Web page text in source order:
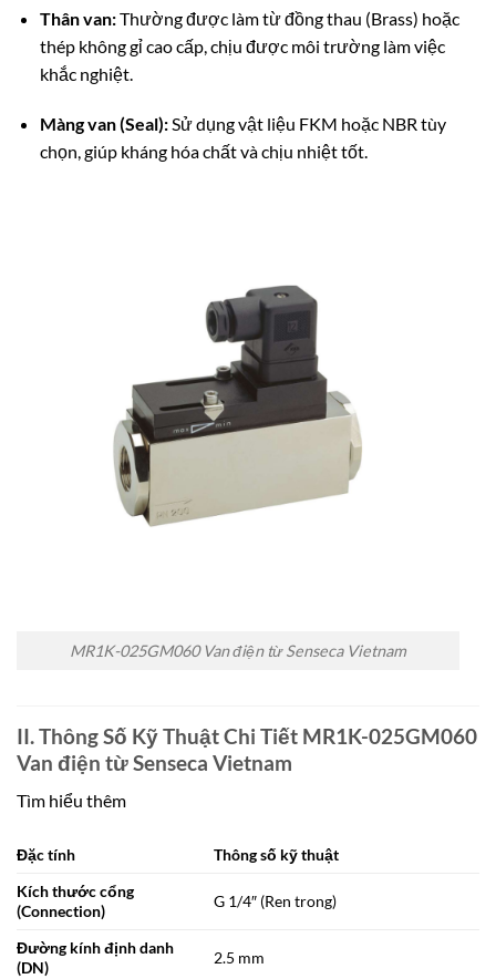
Thân van:Thường được làm từ đồng thau (Brass) hoặc
thép không gỉ cao cấp, chịu được môi trường làm việc
khắc nghiệt.
Màng van (Seal):Sử dụng vật liệu FKM hoặc NBR tùy
chọn,giúp kháng hóa chất và chịu nhiệt tốt.
MR1K-025GM060 Van điện từ Senseca Vietnam
II. Thông Số Kỹ Thuật Chi Tiết MR1K-025GM060
Van điện từ Senseca Vietnam
Tìm hiểu thêm
Đặc tính
Thông số kỹ thuật
Kích thước cổng
(Connection)
G 1/4″ (Ren trong)
Đường kính định danh
(DN)
2.5 mm